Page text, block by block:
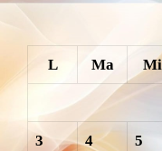
L
Ma Mi
3 4 5